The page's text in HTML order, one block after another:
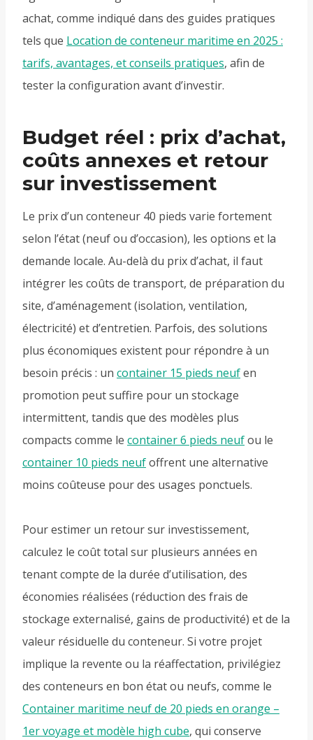
achat, comme indiqué dans des guides pratiques
tels que Location de conteneur maritime en 2025 :
tarifs, avantages, et conseils pratiques, afin de
tester la configuration avant d’investir.
Budget réel : prix d’achat,
coûts annexes et retour
sur investissement
Le prix d’un conteneur 40 pieds varie fortement
selon l’état (neuf ou d’occasion), les options et la
demande locale. Au-delà du prix d’achat, il faut
intégrer les coûts de transport, de préparation du
site, d’aménagement (isolation, ventilation,
électricité) et d’entretien. Parfois, des solutions
plus économiques existent pour répondre à un
besoin précis : un container 15 pieds neufen
promotion peut suffire pour un stockage
intermittent, tandis que des modèles plus
compacts comme le container 6 pieds neufou le
container 10 pieds neufoffrent une alternative
moins coûteuse pour des usages ponctuels.
Pour estimer un retour sur investissement,
calculez le coût total sur plusieurs années en
tenant compte de la durée d’utilisation, des
économies réalisées (réduction des frais de
stockage externalisé, gains de productivité) et de la
valeur résiduelle du conteneur. Si votre projet
implique la revente ou la réaffectation, privilégiez
des conteneurs en bon état ou neufs, comme le
Container maritime neuf de 20 pieds en orange –
1er voyage et modèle high cube, qui conserve